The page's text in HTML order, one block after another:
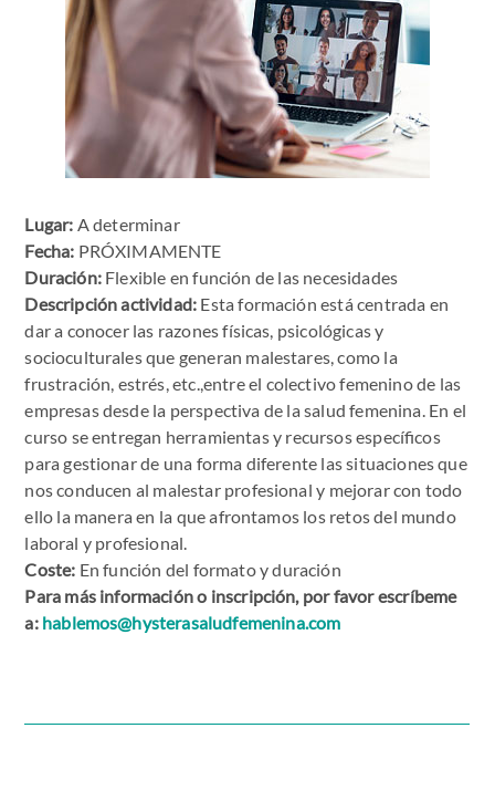
Lugar: A determinar
Fecha: PRÓXIMAMENTE
Duración:Flexible en función de las necesidades
Descripción actividad: Esta formación está centrada en
dar a conocer las razones físicas, psicológicas y
socioculturales que generan malestares, como la
frustración, estrés, etc.,entre el colectivo femenino de las
empresas desde la perspectiva de la salud femenina. En el
curso se entregan herramientas y recursos específicos
para gestionar de una forma diferente las situaciones que
nos conducen al malestar profesional y mejorar con todo
ello la manera en la que afrontamos los retos del mundo
laboral y profesional.
Coste: En función del formato y duración
Para más información o inscripción, por favor escríbeme
a: hablemos@hysterasaludfemenina.com